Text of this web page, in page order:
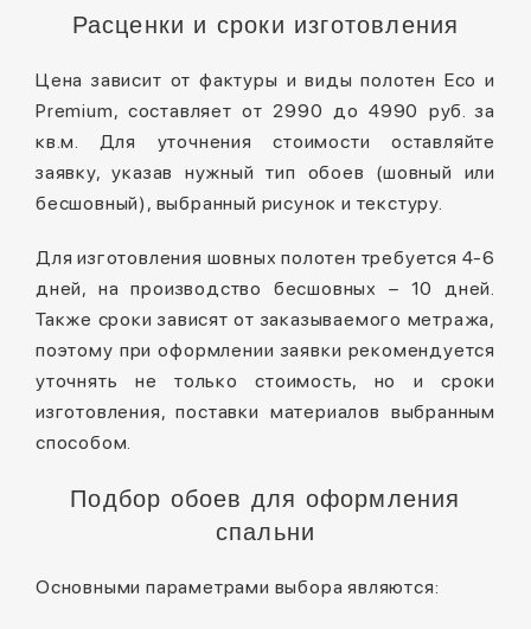
Расценки и сроки изготовления
Цена зависит от фактуры и виды полотен Eco и
Premium, составляет от 2990 до 4990 руб. за
кв.м. Для уточнения стоимости оставляйте
заявку, указав нужный тип обоев (шовный или
бесшовный), выбранный рисунок и текстуру.
Для изготовления шовных полотен требуется 4-6
дней, на производство бесшовных – 10 дней.
Также сроки зависят от заказываемого метража,
поэтому при оформлении заявки рекомендуется
уточнять не только стоимость, но и сроки
изготовления, поставки материалов выбранным
способом.
Подбор обоев для оформления
спальни
Основными параметрами выбора являются: